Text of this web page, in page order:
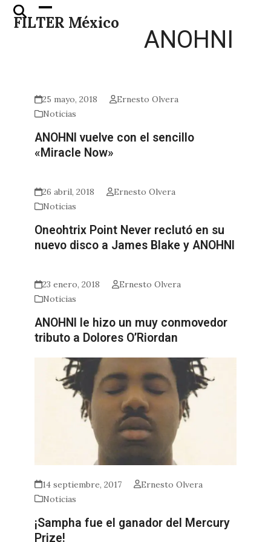
Skip
FILTER México
Open
mobile
Close
mobile
ANOHNI
25 mayo, 2018
Ernesto Olvera
Noticias
ANOHNI vuelve con el sencillo
«Miracle Now»
26 abril, 2018
Ernesto Olvera
Noticias
Oneohtrix Point Never reclutó en su
nuevo disco a James Blake y ANOHNI
23 enero, 2018
Ernesto Olvera
Noticias
ANOHNI le hizo un muy conmovedor
tributo a Dolores O’Riordan
14 septiembre, 2017
Ernesto Olvera
Noticias
¡Sampha fue el ganador del Mercury
Prize!